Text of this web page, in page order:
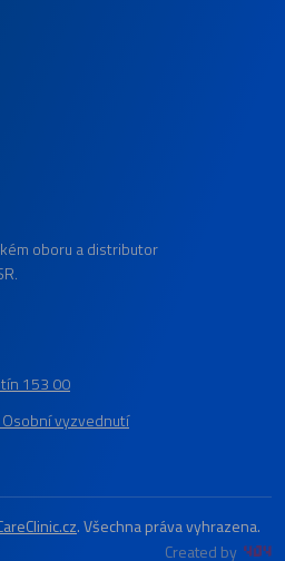
oboru a distributor
153 00
vyzvednutí
. Všechna práva vyhrazena.
Created by